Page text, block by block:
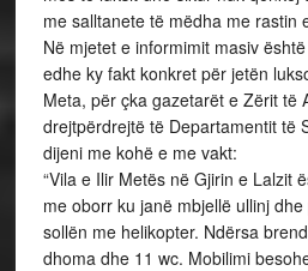
me salltanete të mëdha me rastin
Në mjetet e informimit masiv
edhe ky fakt konkret për jetën
Meta, për çka gazetarët e Zërit të
drejtpërdrejtë të Departamentit të
dijeni me kohë e me vakt:
“Vila e Ilir Metës në Gjirin e Lalzit
me oborr ku janë mbjellë ullinj
sollën me helikopter. Ndërsa
dhoma dhe 11 wc. Mobilimi